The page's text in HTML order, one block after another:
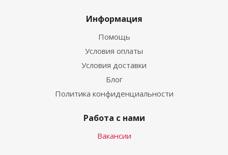
Информация
Помощь
Условия оплаты
Условия доставки
Блог
Политика конфиденциальности
Работа с нами
Вакансии